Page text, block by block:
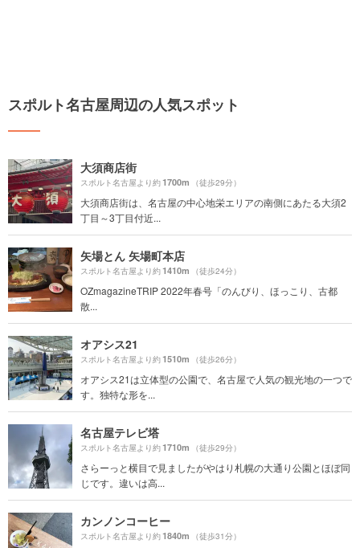
スポルト名古屋周辺の人気スポット
大須商店街
スポルト名古屋より約1700m （徒歩29分）
大須商店街は、名古屋の中心地栄エリアの南側にあたる大須2
丁目～3丁目付近...
矢場とん 矢場町本店
スポルト名古屋より約1410m （徒歩24分）
OZmagazineTRIP 2022年春号「のんびり、ほっこり、古都
散...
オアシス21
スポルト名古屋より約1510m （徒歩26分）
オアシス21は立体型の公園で、名古屋で人気の観光地の一つで
す。独特な形を...
名古屋テレビ塔
スポルト名古屋より約1710m （徒歩29分）
さらーっと横目で見ましたがやはり札幌の大通り公園とほぼ同
じです。違いは高...
カンノンコーヒー
スポルト名古屋より約1840m （徒歩31分）